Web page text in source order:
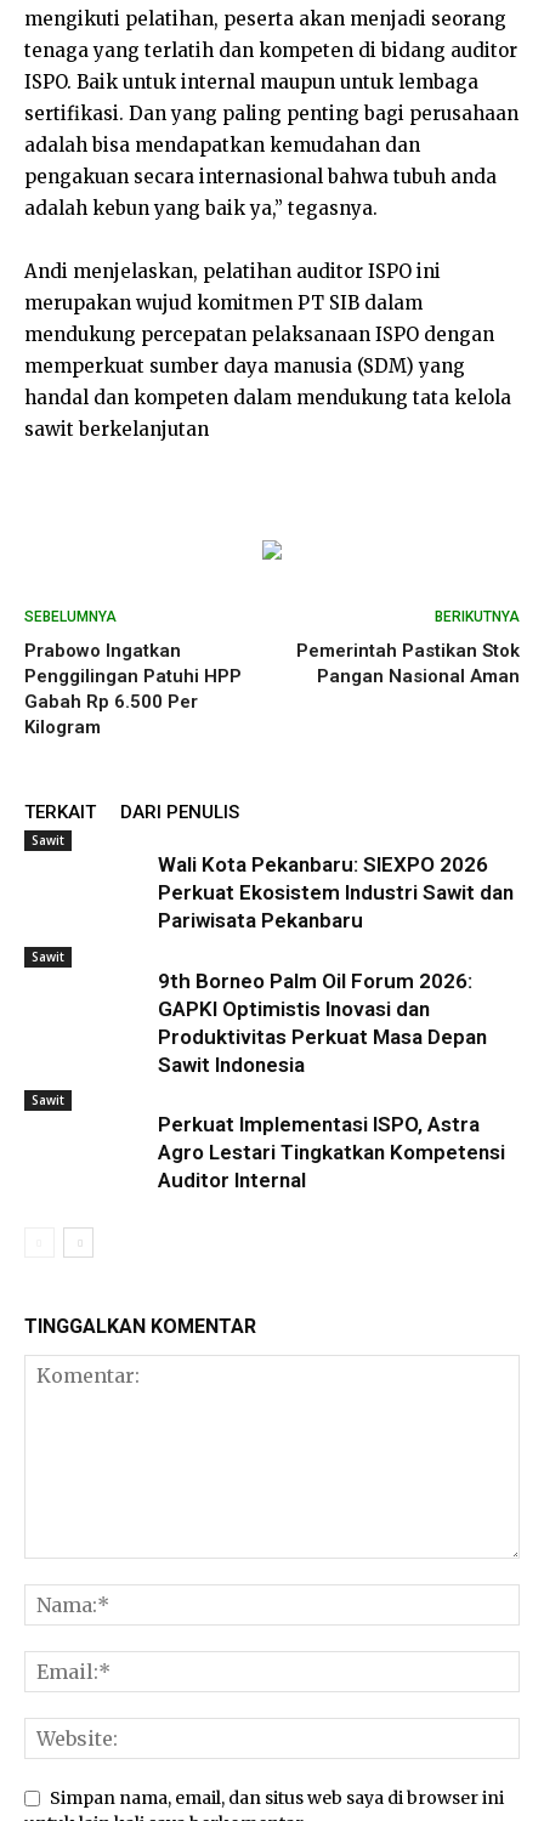
mengikuti pelatihan, peserta akan menjadi seorang
tenaga yang terlatih dan kompeten di bidang auditor
ISPO. Baik untuk internal maupun untuk lembaga
sertifikasi. Dan yang paling penting bagi perusahaan
adalah bisa mendapatkan kemudahan dan
pengakuan secara internasional bahwa tubuh anda
adalah kebun yang baik ya,” tegasnya.
Andi menjelaskan, pelatihan auditor ISPO ini
merupakan wujud komitmen PT SIB dalam
mendukung percepatan pelaksanaan ISPO dengan
memperkuat sumber daya manusia (SDM) yang
handal dan kompeten dalam mendukung tata kelola
sawit berkelanjutan
SEBELUMNYA
Prabowo Ingatkan
Penggilingan Patuhi HPP
Gabah Rp 6.500 Per
Kilogram
BERIKUTNYA
Pemerintah Pastikan Stok
Pangan Nasional Aman
TERKAIT DARI PENULIS
Sawit
Wali Kota Pekanbaru: SIEXPO 2026
Perkuat Ekosistem Industri Sawit dan
Pariwisata Pekanbaru
Sawit
9th Borneo Palm Oil Forum 2026:
GAPKI Optimistis Inovasi dan
Produktivitas Perkuat Masa Depan
Sawit Indonesia
Sawit
Perkuat Implementasi ISPO, Astra
Agro Lestari Tingkatkan Kompetensi
Auditor Internal
TINGGALKAN KOMENTAR
Simpan nama, email, dan situs web saya di browser ini